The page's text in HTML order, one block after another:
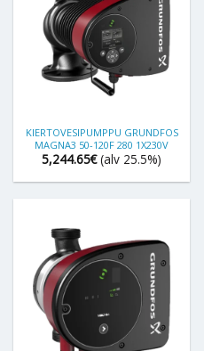
KIERTOVESIPUMPPU GRUNDFOS
MAGNA3 50-120F 280 1X230V
5,244.65€ (alv 25.5%)